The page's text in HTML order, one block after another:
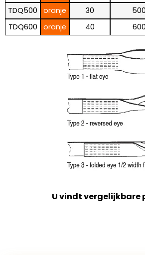
TDQ500
oranje 30 500
TDQ600
oranje 40 600
U vindt vergelijkbare